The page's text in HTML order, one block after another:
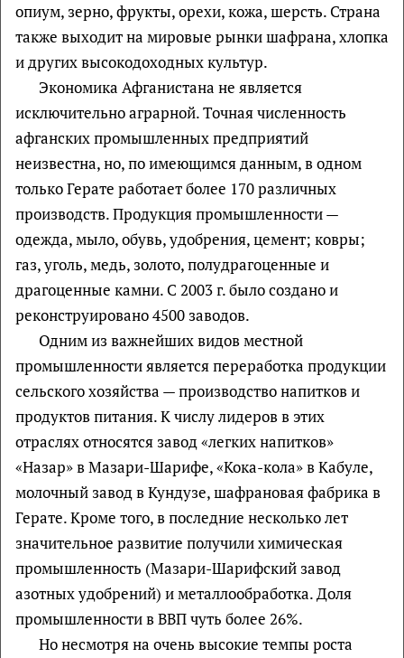
опиум, зерно, фрукты, орехи, кожа, шерсть. Страна
также выходит на мировые рынки шафрана, хлопка
и других высокодоходных культур.
Экономика Афганистана не является
исключительно аграрной. Точная численность
афганских промышленных предприятий
неизвестна, но, по имеющимся данным, в одном
только Герате работает более 170 различных
производств. Продукция промышленности —
одежда, мыло, обувь, удобрения, цемент; ковры;
газ, уголь, медь, золото, полудрагоценные и
драгоценные камни. С 2003 г. было создано и
реконструировано 4500 заводов.
Одним из важнейших видов местной
промышленности является переработка продукции
сельского хозяйства — производство напитков и
продуктов питания. К числу лидеров в этих
отраслях относятся завод «легких напитков»
«Назар» в Мазари-Шарифе, «Кока-кола» в Кабуле,
молочный завод в Кундузе, шафрановая фабрика в
Герате. Кроме того, в последние несколько лет
значительное развитие получили химическая
промышленность (Мазари-Шарифский завод
азотных удобрений) и металлообработка. Доля
промышленности в ВВП чуть более 26%.
Но несмотря на очень высокие темпы роста